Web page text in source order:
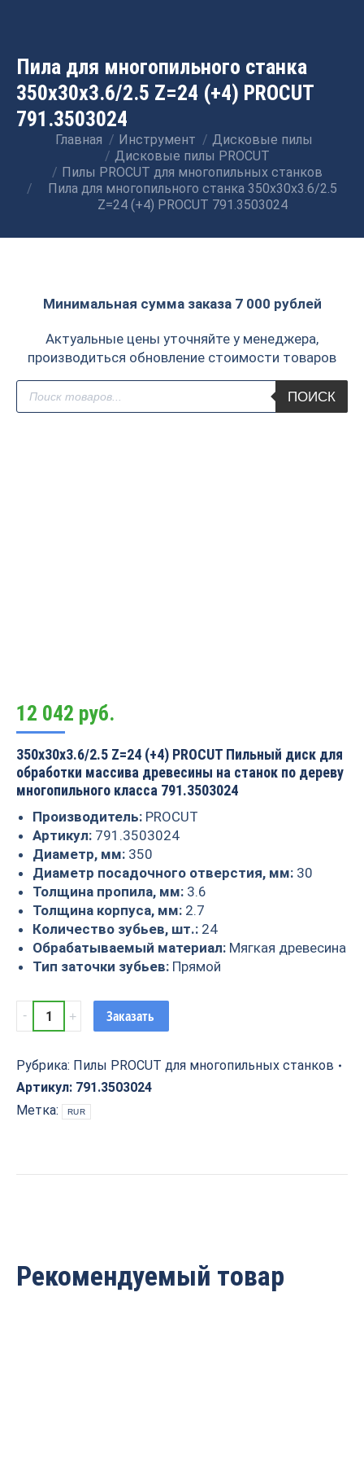
Пила для многопильного станка
350x30x3.6/2.5 Z=24 (+4) PROCUT
791.3503024
Вы здесь:
Главная Инструмент
Дисковые пилы
Дисковые пилы PROCUT
Пилы PROCUT для многопильных станков
Пила для многопильного станка 350x30x3.6/2.5
Z=24 (+4) PROCUT 791.3503024
Минимальная сумма заказа 7 000 рублей
Актуальные цены уточняйте у менеджера,
производиться обновление стоимости товаров
Поиск
товаров
ПОИСК
12 042 руб.
350x30x3.6/2.5 Z=24 (+4) PROCUT Пильный диск для
обработки массива древесины на станок по дереву
многопильного класса 791.3503024
Производитель: PROCUT
Артикул: 791.3503024
Диаметр, мм: 350
Диаметр посадочного отверстия, мм: 30
Толщина пропила, мм: 3.6
Толщина корпуса, мм: 2.7
Количество зубьев, шт.: 24
Обрабатываемый материал: Мягкая древесина
Тип заточки зубьев: Прямой
Пила
для
станка
350x30x3.6/2.5
Z=24
quantity
Заказать
Рубрика: Пилы PROCUT для многопильных станков
Артикул: 791.3503024
Метка:
RUR
Рекомендуемый товар